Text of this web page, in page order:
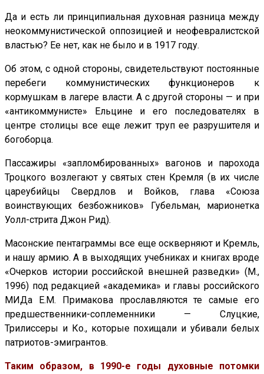
Да и есть ли принципиальная духовная разница между
неокоммунистической оппозицией и неофевралистской
властью? Ее нет, как не было и в 1917 году.
Об этом, с одной стороны, свидетельствуют постоянные
перебеги коммунистических функционеров к
кормушкам в лагере власти. А с другой стороны — и при
«антикоммунисте» Ельцине и его последователях в
центре столицы все еще лежит труп ее разрушителя и
богоборца.
Пассажиры «запломбированных» вагонов и парохода
Троцкого возлегают у святых стен Кремля (в их числе
цареубийцы Свердлов и Войков, глава «Союза
воинствующих безбожников» Губельман, марионетка
Уолл-стрита Джон Рид).
Масонские пентаграммы все еще оскверняют и Кремль,
и нашу армию. А в выходящих учебниках и книгах вроде
«Очерков истории российской внешней разведки» (М.,
1996) под редакцией «академика» и главы российского
МИДа Е.М. Примакова прославляются те самые его
предшественники-соплеменники — Слуцкие,
Трилиссеры и Ко., которые похищали и убивали белых
патриотов-эмигрантов.
Таким образом, в 1990-е годы духовные потомки